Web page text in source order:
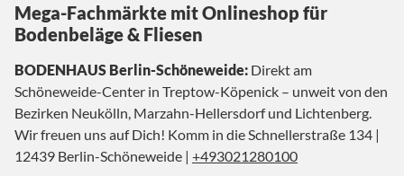
Mega-Fachmärkte mit Onlineshop für
Bodenbeläge & Fliesen
BODENHAUS Berlin-Schöneweide: Direkt am
Schöneweide-Center in Treptow-Köpenick – unweit von den
Bezirken Neukölln, Marzahn-Hellersdorf und Lichtenberg.
Wir freuen uns auf Dich! Komm in die Schnellerstraße 134 |
12439 Berlin-Schöneweide | +493021280100